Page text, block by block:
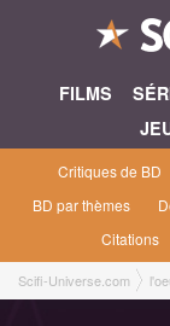
FILMS
Critiques de BD
BD par thèmes
Citations
Scifi-Universe.com
Gundam Seed Tome 3